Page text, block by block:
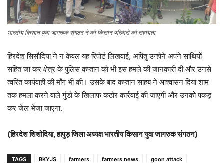
भारतीय किसान युवा जागरूक संगठन ने की किसान परिवारों की सहायता
हिरदेश सिसौदिया ने न केवल यह रिपोर्ट लिखवाई, अपितु उन्होंने अपने साथियों
सहित जा कर क्षेत्र के पुलिस कप्तान को भी इस हमले की जानकारी दी और उनसे
त्वरित कार्यवाही की माँग भी की। उसके बाद कप्तान साहब ने आश्वासन दिया शाम
तक हमला करने वाले गुंडों के खिलाफ कठोर कार्रवाई की जाएगी और उनको पकड़
कर जेल भेजा जाएगा.
(हिरदेश शिशोदिया, हापुड़ जिला अध्यक्ष भारतीय किसान युवा जागरुक संगठन)
TAGS BKYJS farmers farmers news
goon attack